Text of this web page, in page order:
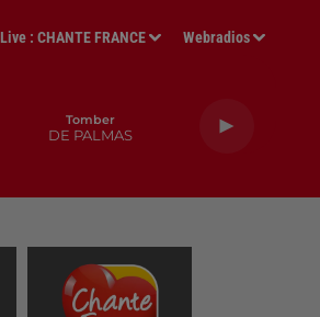
Live :CHANTE FRANCE Webradios
Tomber
DE PALMAS